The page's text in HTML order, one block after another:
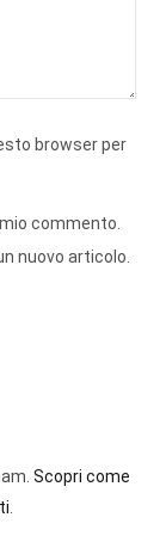
browser per
commento.
nuovo articolo.
Scopri come
.